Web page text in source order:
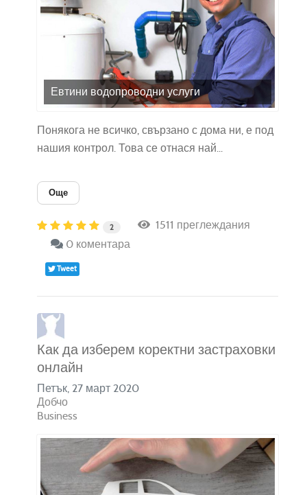
Евтини водопроводни услуги
Понякога не всичко, свързано с дома ни, е под
нашия контрол. Това се отнася най...
Още
2
1511 преглеждания
0 коментара
Tweet
Как да изберем коректни застраховки
онлайн
Петък, 27 март 2020
Добчо
Business